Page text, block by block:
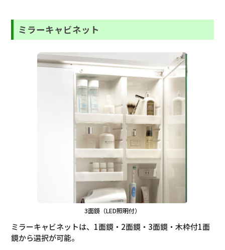
ミラーキャビネット
3面鏡（LED照明付）
ミラーキャビネットは、1面鏡・2面鏡・3面鏡・木枠付1面
鏡から選択が可能。